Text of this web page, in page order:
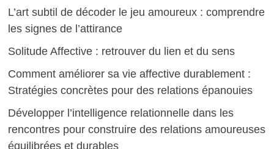
L’art subtil de décoder le jeu amoureux : comprendre
les signes de l’attirance
Solitude Affective : retrouver du lien et du sens
Comment améliorer sa vie affective durablement :
Stratégies concrètes pour des relations épanouies
Développer l’intelligence relationnelle dans les
rencontres pour construire des relations amoureuses
équilibrées et durables